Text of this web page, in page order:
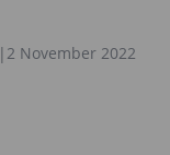
| 2 November 2022